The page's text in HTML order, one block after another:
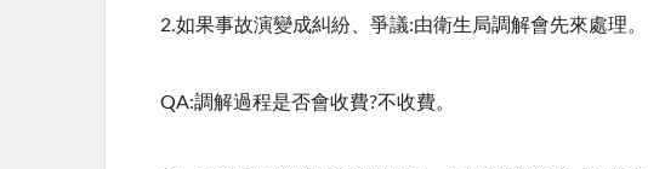
2.如果事故演變成糾紛、爭議:由衛生局調解會先來處理。
QA:調解過程是否會收費?不收費。